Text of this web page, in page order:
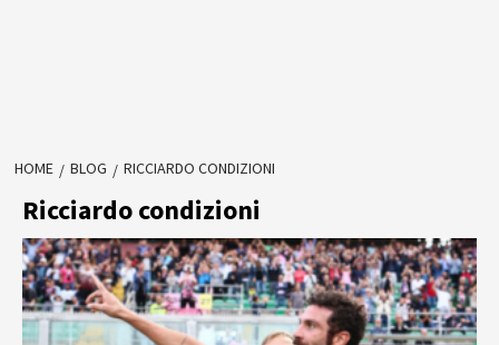
HOME BLOG RICCIARDO CONDIZIONI
Ricciardo condizioni